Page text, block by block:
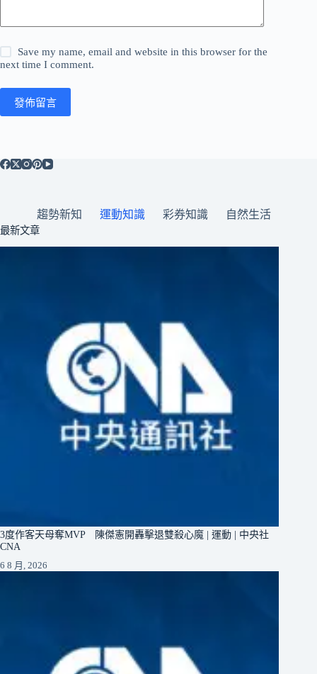
Save my name, email and website in this browser for the
next time I comment.
發佈留言
趨勢新知 運動知識 彩券知識 自然生活
最新文章
3度作客天母奪MVP 陳傑憲開轟擊退雙殺心魔 | 運動 | 中央社
CNA
6 8 月, 2026